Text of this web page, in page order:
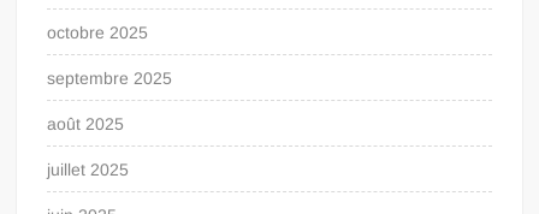
octobre 2025
septembre 2025
août 2025
juillet 2025